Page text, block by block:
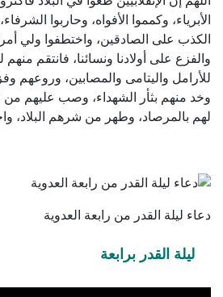
الأبرياء، وكمموا الأفواه، وحاربوا
الكذب على الصادقين، واختطفوا ولي
والفزع على أولادنا ونسائنا، فانتقم
للأرامل واليتامى والمصابين، وروعهم
وخد منهم بثأر الشهداء، وصب عليهم
لهم بالمرصاد، وطهر من شرهم البلاد،
دعاء ‫‏ليلة القدر‬ من ‫رابعة‬ العدوية
ليلة القدر برابعة